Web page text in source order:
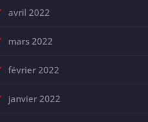
avril 2022
mars 2022
février 2022
janvier 2022